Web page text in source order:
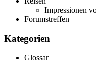
Impressionen
Forumstreffen
Kategorien
Glossar